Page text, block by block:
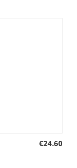
€24.60